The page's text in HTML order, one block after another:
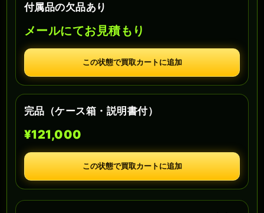
付属品の欠品あり
メールにてお見積もり
この状態で買取カートに追加
完品（ケース箱・説明書付）
¥121,000
この状態で買取カートに追加